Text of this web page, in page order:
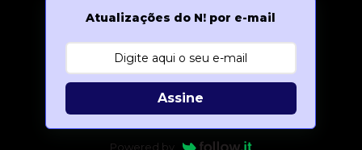
Atualizações do N! por e-mail
Assine
Powered by